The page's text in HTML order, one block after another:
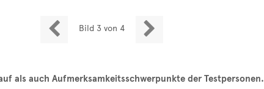
 Bild 3 von 4 
als auch Aufmerksamkeitsschwerpunkte der Testpersonen.